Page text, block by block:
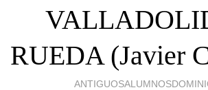
RUEDA (Javier